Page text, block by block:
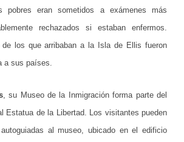
p
n
pobres eran sometidos a exámenes más
rechazados si estaban enfermos.
los que arribaban a la Isla de Ellis fueron
a sus países.
, su Museo de la Inmigración forma parte del
Estatua de la Libertad. Los visitantes pueden
al museo, ubicado en el edificio